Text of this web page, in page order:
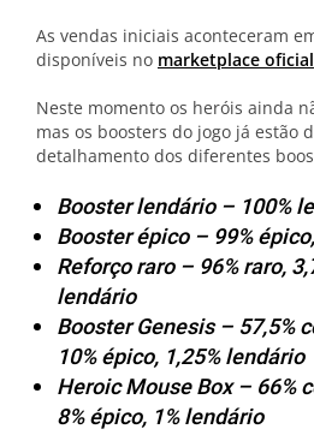
As vendas iniciais aconteceram
disponíveis no marketplace oficial
Neste momento os heróis ainda
mas os boosters do jogo já estão
detalhamento dos diferentes
Booster lendário – 100%
Booster épico – 99%
Reforço raro – 96% raro,
lendário
Booster Genesis – 57,5%
10% épico, 1,25% lendário
Heroic Mouse Box – 66%
8% épico, 1% lendário